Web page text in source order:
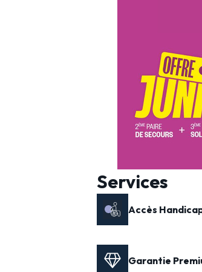
Services
Accès
Garantie